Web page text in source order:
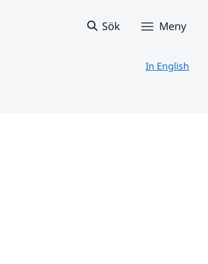
Sök Meny
In English